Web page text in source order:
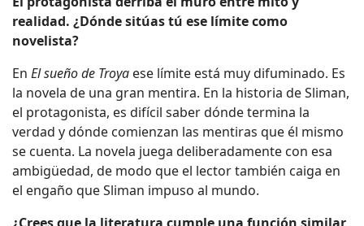
realidad. ¿Dónde sitúas tú ese límite como
novelista?
En El sueño de Troya ese límite está muy difuminado. Es
la novela de una gran mentira. En la historia de Sliman,
el protagonista, es difícil saber dónde termina la
verdad y dónde comienzan las mentiras que él mismo
se cuenta. La novela juega deliberadamente con esa
ambigüedad, de modo que el lector también caiga en
el engaño que Sliman impuso al mundo.